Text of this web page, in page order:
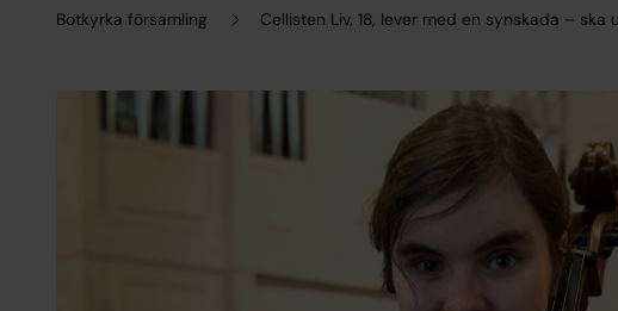
Botkyrka församling Cellisten Liv, 18, lever med en synskada –